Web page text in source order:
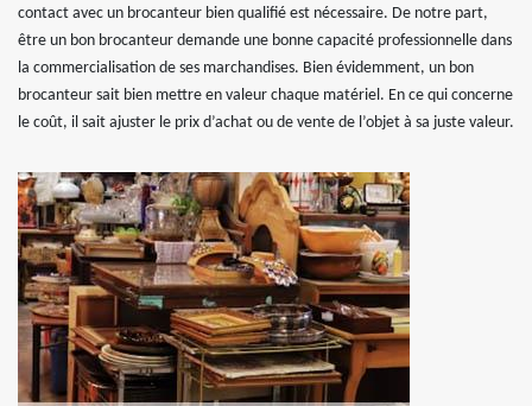
contact avec un brocanteur bien qualifié est nécessaire. De notre part,
être un bon brocanteur demande une bonne capacité professionnelle dans
la commercialisation de ses marchandises. Bien évidemment, un bon
brocanteur sait bien mettre en valeur chaque matériel. En ce qui concerne
le coût, il sait ajuster le prix d’achat ou de vente de l’objet à sa juste valeur.